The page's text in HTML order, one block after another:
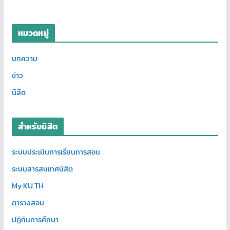
หมวดหมู่
บทความ
ข่าว
นิสิต
สำหรับนิสิต
ระบบประเมินการเรียนการสอน
ระบบสารสนเทศนิสิต
My.KU.TH
ตารางสอบ
ปฏิทินการศึกษา